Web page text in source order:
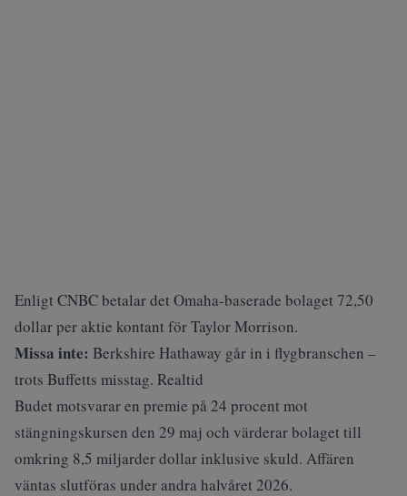
Enligt CNBCbetalar det Omaha-baserade bolaget 72,50
dollar per aktie kontant för Taylor Morrison.
Missa inte: Berkshire Hathaway går in i flygbranschen –
trots Buffetts misstag. Realtid
Budet motsvarar en premie på 24 procent mot
stängningskursen den 29 maj och värderar bolaget till
omkring 8,5 miljarder dollar inklusive skuld. Affären
väntas slutföras under andra halvåret 2026.